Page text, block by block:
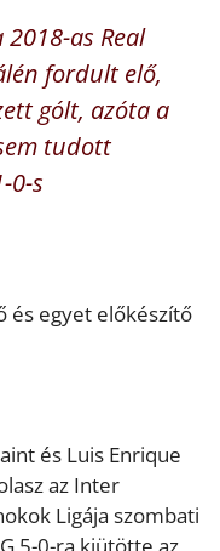
as Real
fordult elő,
gólt, azóta a
tudott
0-s
és egyet előkészítő
és Luis Enrique
az Inter
Ligája szombati